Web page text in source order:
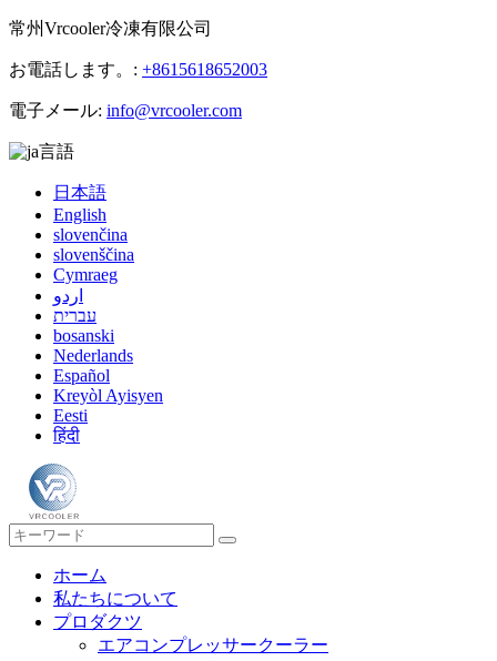
常州Vrcooler冷凍有限公司
お電話します。: +8615618652003
電子メール: info@vrcooler.com
言語
日本語
English
slovenčina
slovenščina
Cymraeg
اردو
עברית
bosanski
Nederlands
Español
Kreyòl Ayisyen
Eesti
हिंदी
ホーム
私たちについて
プロダクツ
エアコンプレッサークーラー